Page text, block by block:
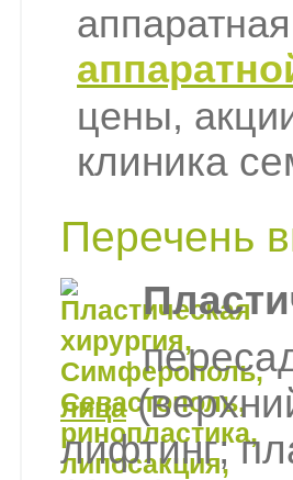
цены,
клиника
Перечень
лица
лифтинг;